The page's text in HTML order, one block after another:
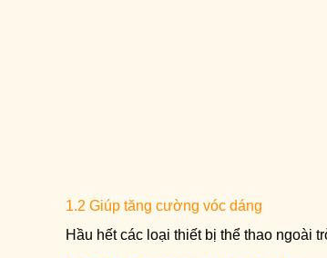
1.2 Giúp tăng cường vóc dáng
Hầu hết các loại thiết bị thể thao ngoài